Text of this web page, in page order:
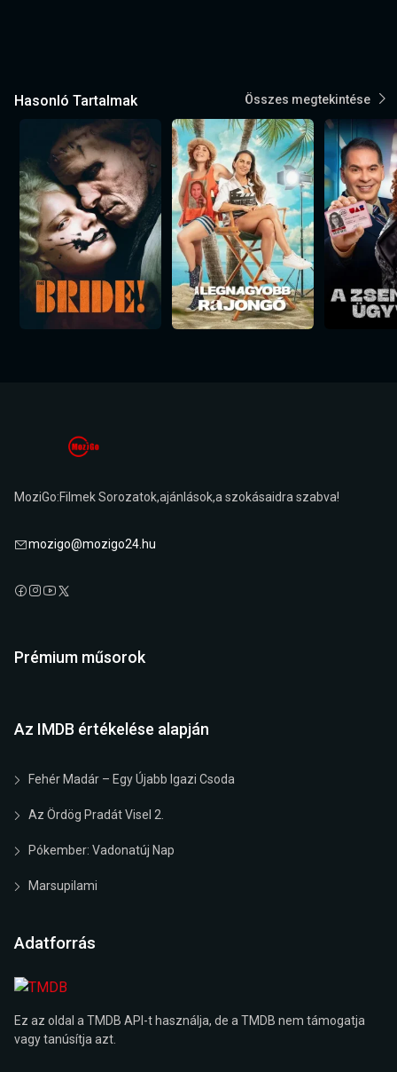
Hasonló Tartalmak Összes megtekintése
MoziGo:Filmek Sorozatok,ajánlások,a szokásaidra szabva!
mozigo@mozigo24.hu
Prémium műsorok
Az IMDB értékelése alapján
Fehér Madár – Egy Újabb Igazi Csoda
Az Ördög Pradát Visel 2.
Pókember: Vadonatúj Nap
Marsupilami
Adatforrás
Ez az oldal a TMDB API-t használja, de a TMDB nem támogatja
vagy tanúsítja azt.